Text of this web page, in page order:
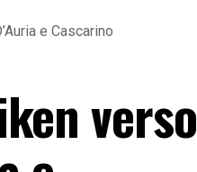
e Cascarino
verso